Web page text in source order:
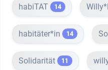
habiTAT 14
habitäter*in 14
Solidarität 11